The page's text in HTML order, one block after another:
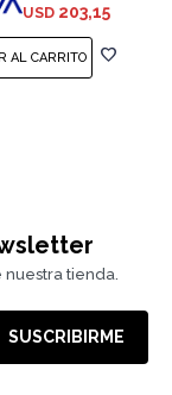
USD 203,15
nuestra tienda.
SUSCRIBIRME